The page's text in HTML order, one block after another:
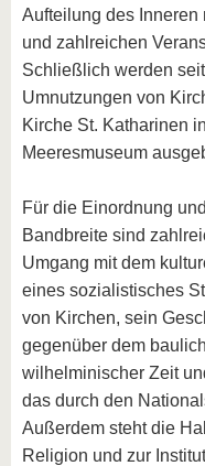
Aufteilung des Inneren
und zahlreichen
Schließlich werden
Umnutzungen von
Kirche St. Katharinen
Meeresmuseum
Für die Einordnung
Bandbreite sind
Umgang mit dem
eines sozialistisches
von Kirchen, sein
gegenüber dem
wilhelminischer Zeit
das durch den
Außerdem steht die
Religion und zur